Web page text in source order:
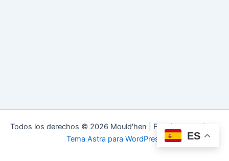
Todos los derechos © 2026 Mould'hen | Funciona gracias a
Tema Astra para WordPress
ES